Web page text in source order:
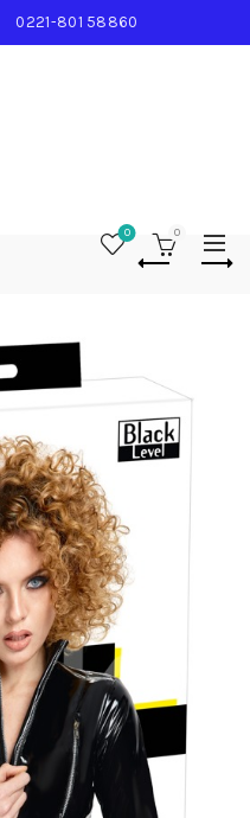
0221-801 58860
0 0